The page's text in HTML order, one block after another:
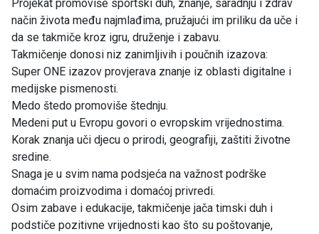
Projekat promoviše sportski duh, znanje, saradnju i zdrav
način života među najmlađima, pružajući im priliku da uče i
da se takmiče kroz igru, druženje i zabavu.
Takmičenje donosi niz zanimljivih i poučnih izazova:
Super ONE izazov provjerava znanje iz oblasti digitalne i
medijske pismenosti.
Medo štedo promoviše štednju.
Medeni put u Evropu govori o evropskim vrijednostima.
Korak znanja uči djecu o prirodi, geografiji, zaštiti životne
sredine.
Snaga je u svim nama podsjeća na važnost podrške
domaćim proizvodima i domaćoj privredi.
Osim zabave i edukacije, takmičenje jača timski duh i
podstiče pozitivne vrijednosti kao što su poštovanje,